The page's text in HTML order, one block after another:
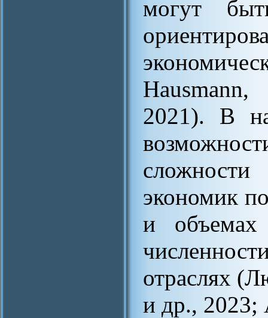
могут
2021). В
экономик
и объемах
отраслях
и др., 2023;